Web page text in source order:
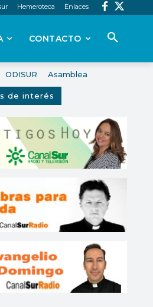
Hemeroteca Enlaces
CONTACTO
ODISUR Asamblea
de interés